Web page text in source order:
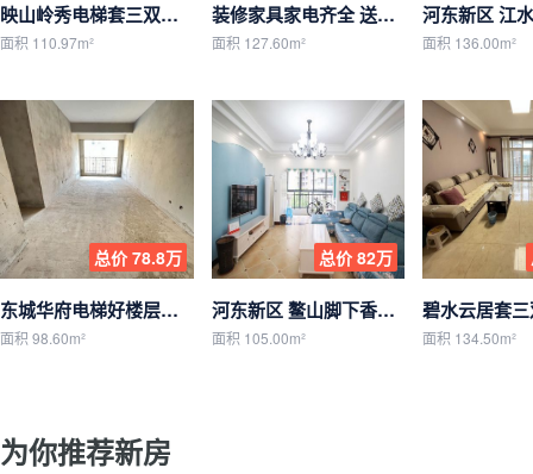
映山岭秀电梯套三双卫精装修带家具家电
面积 110.97m²
装修家具家电齐全 送楼顶一室一厅
面积 127.60m² 面积 136.00m²
总价 78.8万
东城华府电梯好楼层，采光好，户型方正，随时看房
面积 98.60m²
总价 82万
河东新区 鳌山脚下香格里拉精带车位
面积 105.00m² 面积 134.50m²
为你推荐新房